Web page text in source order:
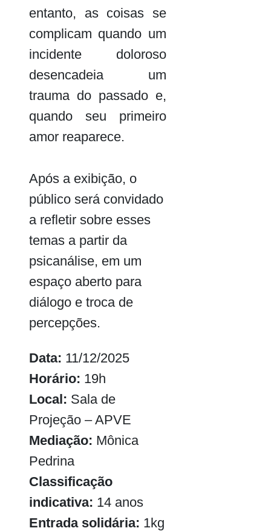
entanto, as coisas se
complicam quando um
incidente doloroso
desencadeia um
trauma do passado e,
quando seu primeiro
amor reaparece.
Após a exibição, o
público será convidado
a refletir sobre esses
temas a partir da
psicanálise, em um
espaço aberto para
diálogo e troca de
percepções.
Data: 11/12/2025
Horário: 19h
Local: Sala de
Projeção – APVE
Mediação: Mônica
Pedrina
Classificação
indicativa: 14 anos
Entrada solidária: 1kg